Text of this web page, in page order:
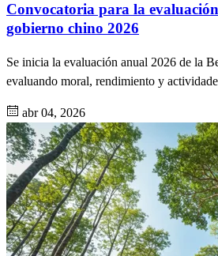
Convocatoria para la evaluación
gobierno chino 2026
Se inicia la evaluación anual 2026 de la
evaluando moral, rendimiento y
abr 04, 2026